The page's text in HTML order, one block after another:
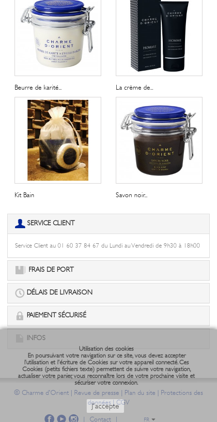
Beurre de karité... La crème de...
Kit Bain Savon noir...
SERVICE CLIENT
Service Client au 01 60 37 84 67 du Lundi au Vendredi de 9h30 à 18h00
FRAIS DE PORT
DÉLAIS DE LIVRAISON
PAIEMENT SÉCURISÉ
INFOS
© Charme d'Orient | Revue de presse | Plan du site | Protections des
données|CGV
| Contact | FR
Utilisation des cookies
En poursuivant votre navigation sur ce site, vous devez accepter
l’utilisation et l'écriture de Cookies sur votre appareil connecté. Ces
Cookies (petits fichiers texte) permettent de suivre votre navigation,
actualiser votre panier, vous reconnaître lors de votre prochaine visite et
sécuriser votre connexion.
J'accepte